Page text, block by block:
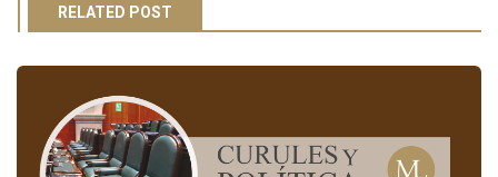
RELATED POST